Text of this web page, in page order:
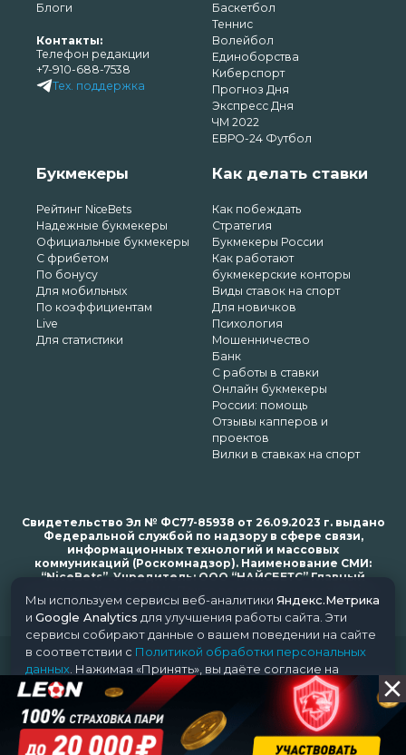
Блоги
Контакты:
Телефон редакции
+7-910-688-7538
Тех. поддержка
Баскетбол
Теннис
Волейбол
Единоборства
Киберспорт
Прогноз Дня
Экспресс Дня
ЧМ 2022
ЕВРО-24 Футбол
Букмекеры
Рейтинг NiceBets
Надежные букмекеры
Официальные букмекеры
С фрибетом
По бонусу
Для мобильных
По коэффициентам
Live
Для статистики
Как делать ставки
Как побеждать
Стратегия
Букмекеры России
Как работают
букмекерские конторы
Виды ставок на спорт
Для новичков
Психология
Мошенничество
Банк
С работы в ставки
Онлайн букмекеры
России: помощь
Отзывы капперов и
проектов
Вилки в ставках на спорт
Свидетельство Эл № ФС77-85938 от 26.09.2023 г. выдано
Федеральной службой по надзору в сфере связи,
информационных технологий и массовых
коммуникаций (Роскомнадзор). Наименование СМИ:
“NiceBets”. Учредитель: ООО “НАЙСБЕТС” Главный
bets.ru
© 2018-2024 NiceBets. 18+
Мы используем сервисы веб-аналитики Яндекс.Метрика
и Google Analytics для улучшения работы сайта. Эти
сервисы собирают данные о вашем поведении на сайте
в соответствии с Политикой обработки персональных
данных . Нажимая «Принять», вы даёте согласие на
обработку ваших данных этими сервисами.
Принять Отклонить